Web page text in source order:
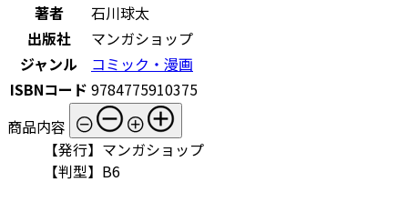
著者
石川球太
出版社
マンガショップ
ジャンル
コミック・漫画
ISBNコード 9784775910375
商品内容
【発行】マンガショップ
【判型】B6